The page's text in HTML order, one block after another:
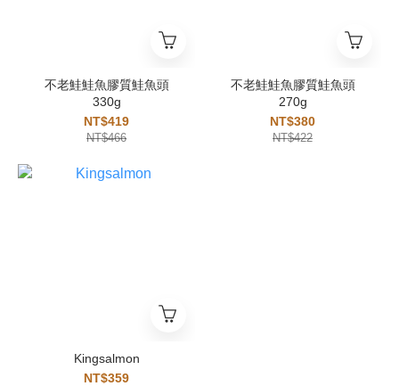
不老鮭鮭魚膠質鮭魚頭
330g
NT$419
NT$466
不老鮭鮭魚膠質鮭魚頭
270g
NT$380
NT$422
Kingsalmon
NT$359